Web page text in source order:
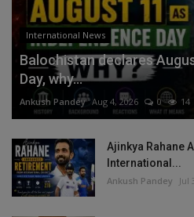
International News
Balochistan declares
Day, why...
Ankush Pandey Aug 4, 2026 0 14
Ajinkya Rahane
International...
Ankush Pandey Jul